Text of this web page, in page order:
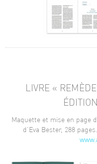
LIVRE «
Maquette et mise en page
d’Eva Bester, 288